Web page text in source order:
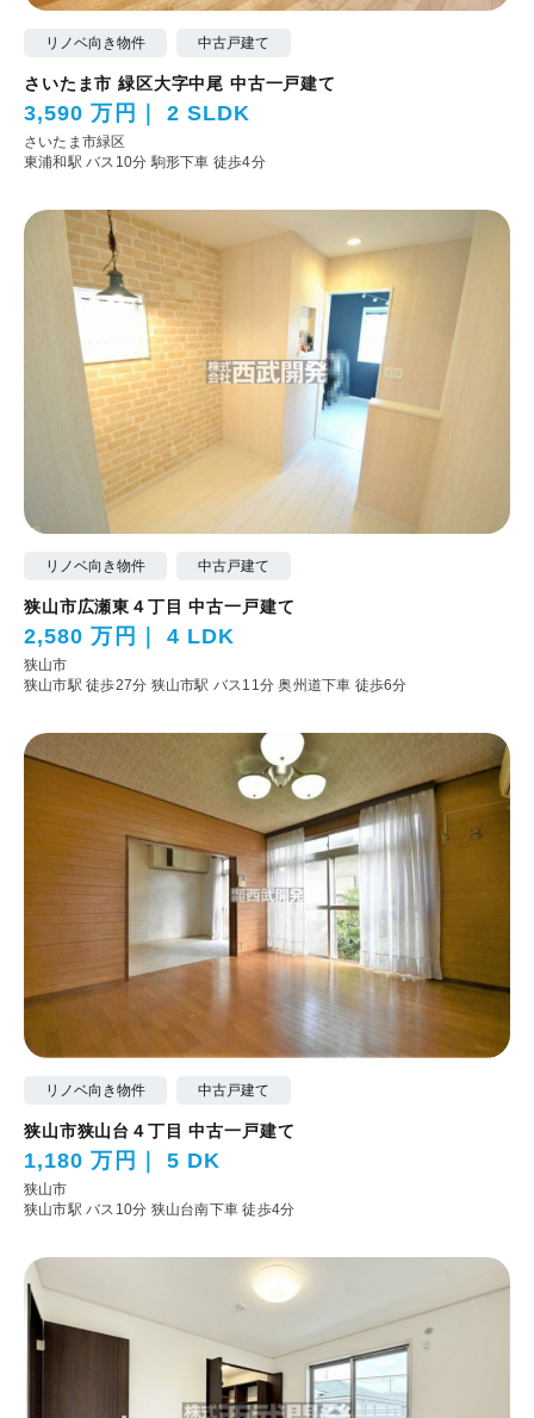
リノベ向き物件 中古戸建て
さいたま市 緑区大字中尾 中古一戸建て
3,590 万円 2 SLDK
さいたま市緑区
東浦和駅 バス10分 駒形下車 徒歩4分
リノベ向き物件 中古戸建て
狭山市広瀬東４丁目 中古一戸建て
2,580 万円 4 LDK
狭山市
狭山市駅 徒歩27分 狭山市駅 バス11分 奥州道下車 徒歩6分
リノベ向き物件 中古戸建て
狭山市狭山台４丁目 中古一戸建て
1,180 万円 5 DK
狭山市
狭山市駅 バス10分 狭山台南下車 徒歩4分